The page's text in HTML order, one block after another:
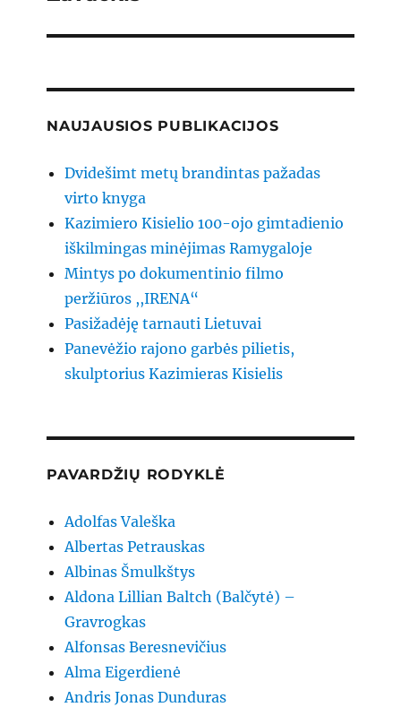
NAUJAUSIOS PUBLIKACIJOS
Dvidešimt metų brandintas pažadas
virto knyga
Kazimiero Kisielio 100-ojo gimtadienio
iškilmingas minėjimas Ramygaloje
Mintys po dokumentinio filmo
peržiūros ,,IRENA“
Pasižadėję tarnauti Lietuvai
Panevėžio rajono garbės pilietis,
skulptorius Kazimieras Kisielis
PAVARDŽIŲ RODYKLĖ
Adolfas Valeška
Albertas Petrauskas
Albinas Šmulkštys
Aldona Lillian Baltch (Balčytė) –
Gravrogkas
Alfonsas Beresnevičius
Alma Eigerdienė
Andris Jonas Dunduras